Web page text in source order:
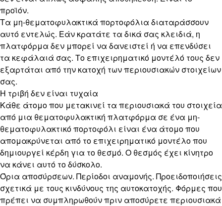
προϊόν.
Τα μη-θεματοφυλακτικά πορτοφόλια διαταράσσουν
αυτό εντελώς. Εάν κρατάτε τα δικά σας κλειδιά, η
πλατφόρμα δεν μπορεί να δανειστεί ή να επενδύσει
τα κεφάλαιά σας. Το επιχειρηματικό μοντέλό τους δεν
εξαρτάται από την κατοχή των περιουσιακών στοιχείων
σας.
Η τριβή δεν είναι τυχαία
Κάθε άτομο που μετακινεί τα περιουσιακά του στοιχεία
από μια θεματοφυλακτική πλατφόρμα σε ένα μη-
θεματοφυλακτικό πορτοφόλι είναι ένα άτομο που
απομακρύνεται από το επιχειρηματικό μοντέλο που
δημιουργεί κέρδη για το θεσμό. Ο θεσμός έχει κίνητρο
να κάνει αυτό το δύσκολο.
Όρια αποσύρσεων. Περίοδοι αναμονής. Προειδοποιήσεις
σχετικά με τους κινδύνους της αυτοκατοχής. Φόρμες που
πρέπει να συμπληρωθούν πριν αποσύρετε περιουσιακά